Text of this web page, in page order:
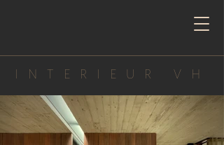
INTERIEUR VH